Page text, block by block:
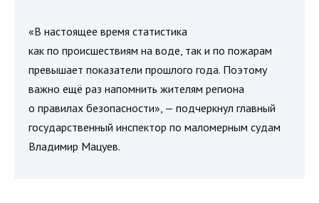
«В настоящее время статистика
как по происшествиям на воде, так и по пожарам
превышает показатели прошлого года. Поэтому
важно ещё раз напомнить жителям региона
о правилах безопасности», — подчеркнул главный
государственный инспектор по маломерным судам
Владимир Мацуев.